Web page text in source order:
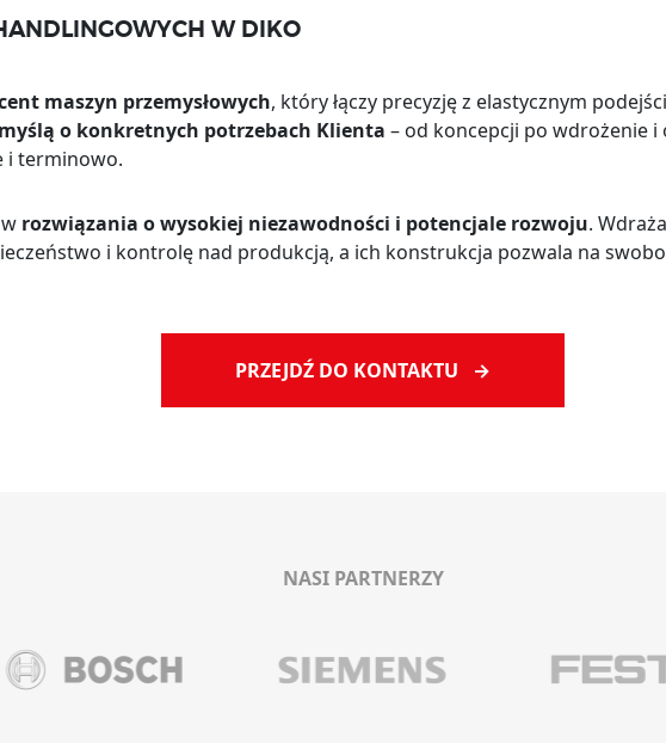
W DIKO
maszyn przemysłowych, który łączy precyzję z elastycznym
o konkretnych potrzebach Klienta – od koncepcji po wdrożenie i
i terminowo.
rozwiązania o wysokiej niezawodności i potencjale rozwoju.
i kontrolę nad produkcją, a ich konstrukcja pozwala na
PRZEJDŹ DO KONTAKTU →
NASI PARTNERZY